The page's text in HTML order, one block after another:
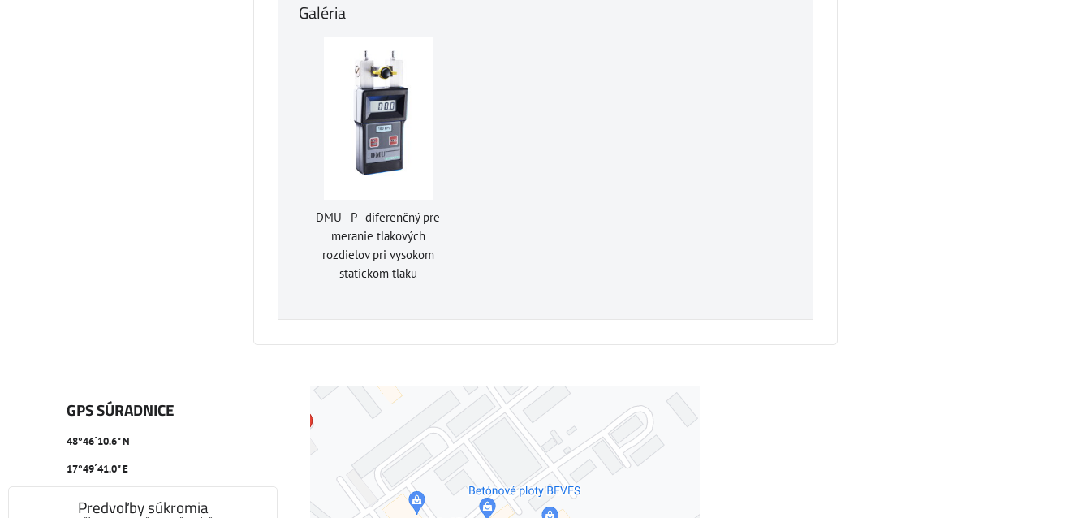
Galéria
DMU - P - diferenčný pre
meranie tlakových
rozdielov pri vysokom
statickom tlaku
GPS SÚRADNICE
48°46´10.6" N
17°49´41.0" E
Externý obsah je blokovaný Voľbami súkromia
Prajete si načítať externý obsah?
Predvoľby súkromia